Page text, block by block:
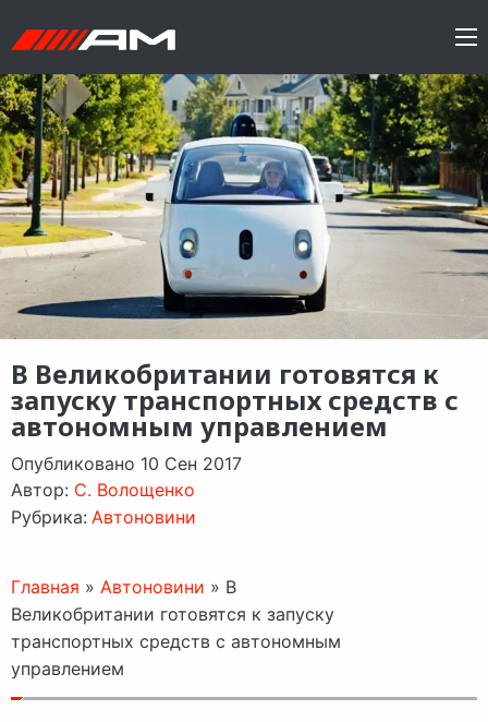
В Великобритании готовятся к
запуску транспортных средств с
автономным управлением
Опубликовано 10 Сен 2017
Автор: C. Волощенко
Рубрика: Автоновини
Главная » Автоновини » В
Великобритании готовятся к запуску
транспортных средств с автономным
управлением